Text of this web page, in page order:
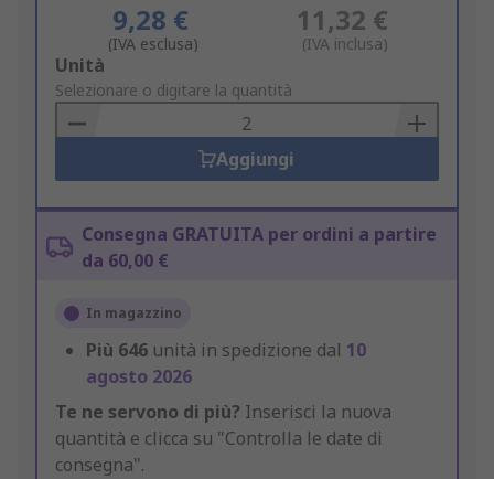
9,28 €
(IVA esclusa)
11,32 €
(IVA inclusa)
Add
to
Basket
Unità
Selezionare o digitare la quantità
Aggiungi
Consegna GRATUITA per ordini a partire
da 60,00 €
In magazzino
Più 646 unità in spedizione dal 10
agosto 2026
Te ne servono di più? Inserisci la nuova
quantità e clicca su "Controlla le date di
consegna".